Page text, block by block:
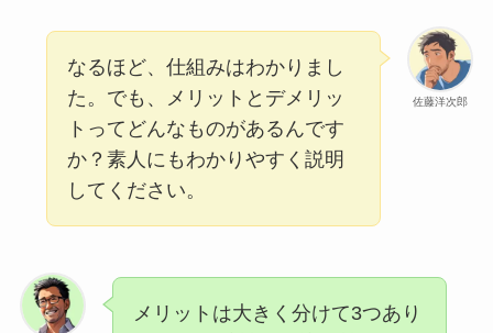
佐藤洋次郎
なるほど、仕組みはわかりまし
た。でも、メリットとデメリッ
トってどんなものがあるんです
か？素人にもわかりやすく説明
してください。
メリットは大きく分けて3つあり